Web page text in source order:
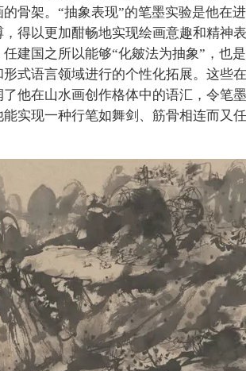
骨架。“抽象表现”的笔墨实验是他在
得以更加酣畅地实现绘画意趣和精神
建国之所以能够“化皴法为抽象”，也
式语言领域进行的个性化拓展。这些
他在山水画创作格体中的语汇，令笔
实现一种行笔如舞剑、筋骨相连而又